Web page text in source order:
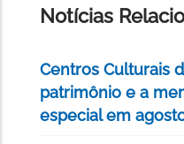
Notícias
Centros Culturais
patrimônio e a
especial em